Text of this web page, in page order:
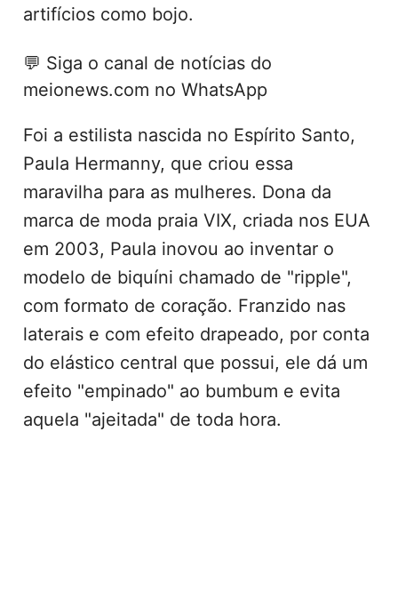
artifícios como bojo.
💬 Siga o canal de notícias do
meionews.com no WhatsApp
Foi a estilista nascida no Espírito Santo,
Paula Hermanny, que criou essa
maravilha para as mulheres. Dona da
marca de moda praia VIX, criada nos EUA
em 2003, Paula inovou ao inventar o
modelo de biquíni chamado de "ripple",
com formato de coração. Franzido nas
laterais e com efeito drapeado, por conta
do elástico central que possui, ele dá um
efeito "empinado" ao bumbum e evita
aquela "ajeitada" de toda hora.